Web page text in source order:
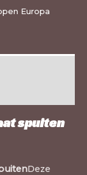
Europa
spuiten
Deze